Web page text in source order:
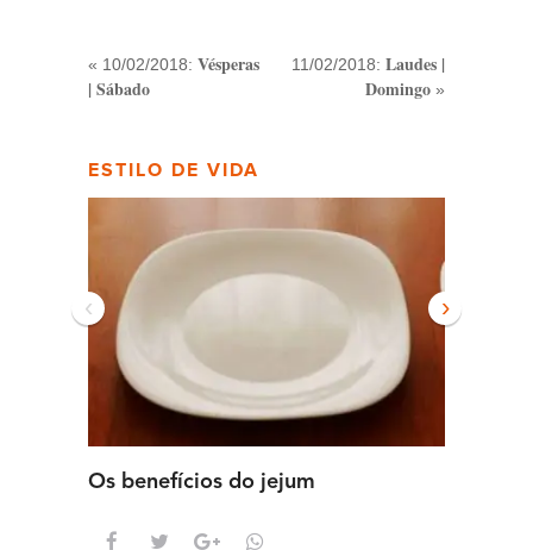
« 10/02/2018: Vésperas
| Sábado
11/02/2018: Laudes |
Domingo »
ESTILO DE VIDA
Os benefícios do jejum
‹ ›